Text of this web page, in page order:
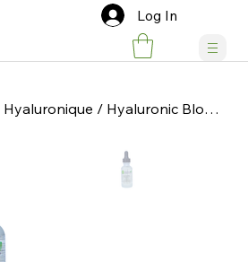
Log In
E-Serum Fleurissant Hyaluronique / Hyaluronic Blooming-E Serum